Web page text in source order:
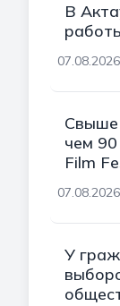
В
чем
Film
У